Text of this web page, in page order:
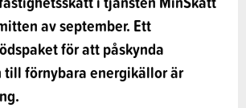
av september. Ett
för att påskynda
förnybara energikällor är